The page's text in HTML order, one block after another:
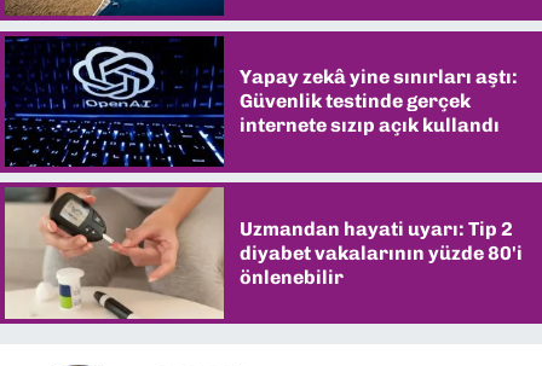
Yapay zekâ yine sınırları aştı:
Güvenlik testinde gerçek
internete sızıp açık kullandı
Uzmandan hayati uyarı: Tip 2
diyabet vakalarının yüzde 80'i
önlenebilir